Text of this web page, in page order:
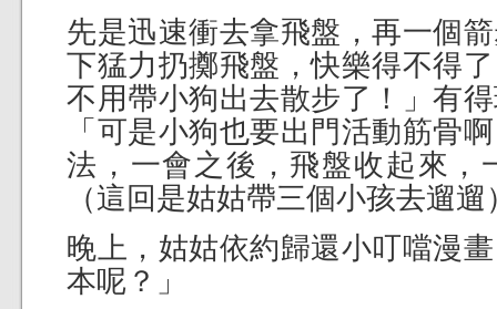
先是迅速衝去拿飛盤，再一個
下猛力扔擲飛盤，快樂得不得
不用帶小狗出去散步了！」有
「可是小狗也要出門活動筋骨
法，一會之後，飛盤收起來，
（這回是姑姑帶三個小孩去遛遛
晚上，姑姑依約歸還小叮噹漫
本呢？」